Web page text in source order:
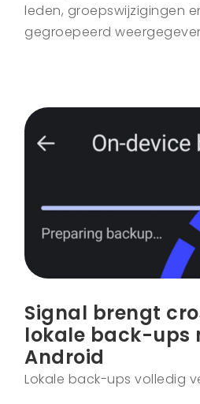
leden, groepswijzigingen
gegroepeerd
Signal brengt
lokale back-ups
Android
Lokale back-ups volledig